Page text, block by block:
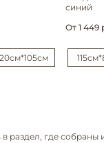
синий
От 1 449
раздел, где